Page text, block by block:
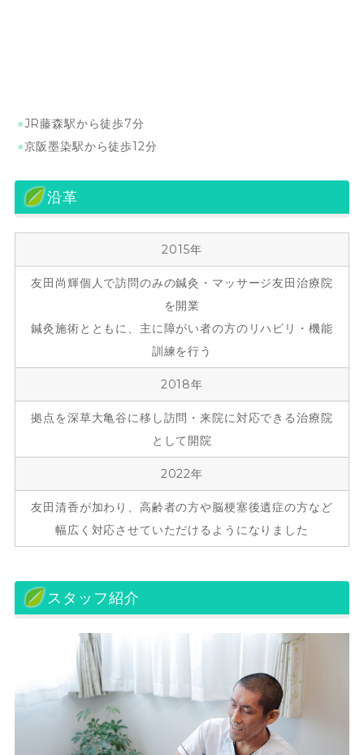
JR藤森駅から徒歩7分
京阪墨染駅から徒歩12分
沿革
2015年
友田尚輝個人で訪問のみの鍼灸・マッサージ友田治療院
を開業
鍼灸施術とともに、主に障がい者の方のリハビリ・機能
訓練を行う
2018年
拠点を深草大亀谷に移し訪問・来院に対応できる治療院
として開院
2022年
友田清香が加わり、高齢者の方や脳梗塞後遺症の方など
幅広く対応させていただけるようになりました
スタッフ紹介